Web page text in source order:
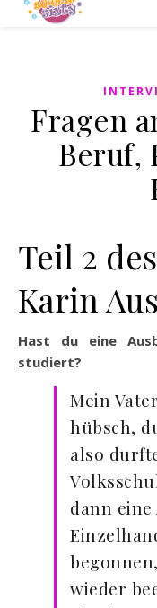
Fragen
Beruf,
Teil 2
Karin
Hast du eine Ausbildung gemacht oder hast du
studiert?
Mein
hübsch,
also
dann
wieder